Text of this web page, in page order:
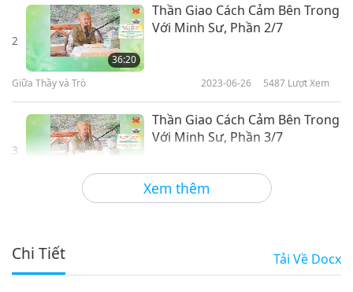
Xem thêm
2
36:20
Thần Giao Cách Cảm Bên Trong
Với Minh Sư, Phần 2/7
Giữa Thầy và Trò 2023-06-26 5487 Lượt Xem
3
Thần Giao Cách Cảm Bên Trong
Với Minh Sư, Phần 3/7
Giữa Thầy và Trò 2023-06-27 5344
4
33:52
Chi Tiết Tải Về Docx